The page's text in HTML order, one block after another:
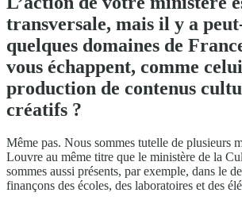
transversale, mais il y a
quelques domaines de
vous échappent, comme
production de contenus
créatifs ?
Même pas. Nous sommes tutelle de plusieurs
Louvre au même titre que le ministère de la
sommes aussi présents, par exemple, dans le
finançons des écoles, des laboratoires et des